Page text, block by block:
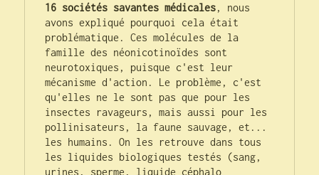
16 sociétés savantes médicales, nous
avons expliqué pourquoi cela était
problématique. Ces molécules de la
famille des néonicotinoïdes sont
neurotoxiques, puisque c'est leur
mécanisme d'action. Le problème, c'est
qu'elles ne le sont pas que pour les
insectes ravageurs, mais aussi pour les
pollinisateurs, la faune sauvage, et...
les humains. On les retrouve dans tous
les liquides biologiques testés (sang,
urines, sperme, liquide céphalo